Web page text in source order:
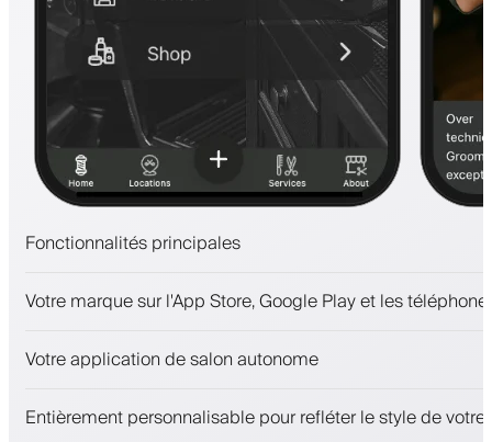
Fonctionnalités principales
Paiements, caution
Fidélisez les clients avec un programme de fidélité
Votre marque sur l'App Store, Google Play et les
Votre application de salon autonome
Entièrement personnalisable pour refléter le style de